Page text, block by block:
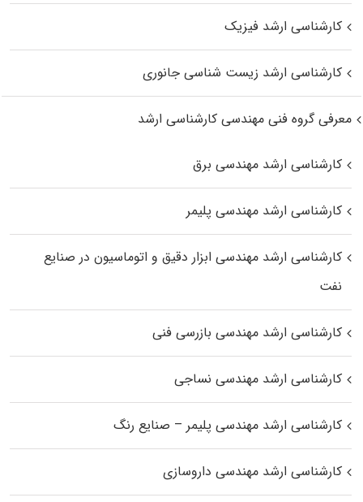
کارشناسی ارشد فیزیک
کارشناسی ارشد زیست‌ شناسی جانوری
معرفی گروه فنی مهندسی کارشناسی ارشد
کارشناسی ارشد مهندسی برق
کارشناسی ارشد مهندسی پلیمر
کارشناسی ارشد مهندسی ابزار دقیق و اتوماسیون در صنایع
نفت
کارشناسی ارشد مهندسی بازرسی فنی
کارشناسی ارشد مهندسی نساجی
کارشناسی ارشد مهندسی پلیمر – صنایع رنگ
کارشناسی ارشد مهندسی داروسازی